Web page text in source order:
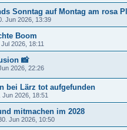
Sonntag auf Montag am rosa
Jun 2026, 13:39
Boom
Jul 2026, 18:11
📸
2026, 22:26
bei Lärz tot aufgefunden
Jun 2026, 18:51
mitmachen im 2028
Jun 2026, 10:50